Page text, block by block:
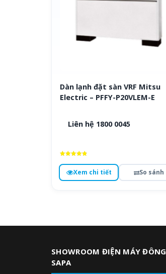
Dàn lạnh đặt sàn VRF Mitsu
Electric – PFFY-P20VLEM-E
Liên hệ 1800 0045
hạng
4.9
5 saoXem chi tiết So sánh
SHOWROOM ĐIỆN MÁY ĐÔNG
SAPA